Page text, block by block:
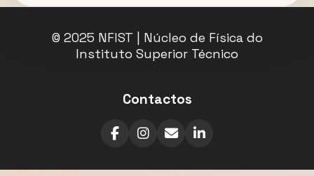
© 2025 NFIST | Núcleo de Física do
Instituto Superior Técnico
Contactos